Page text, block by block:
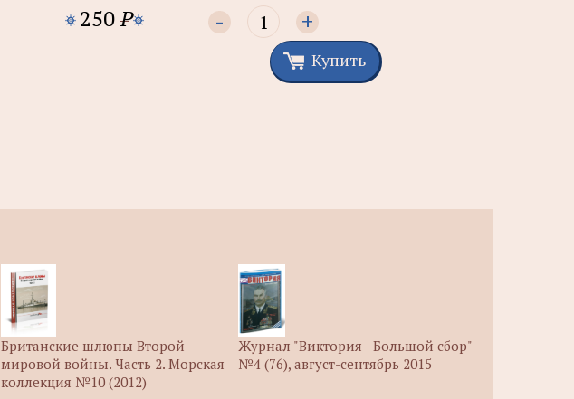
250P - +
Купить
Британские шлюпы Второй
мировой войны. Часть 2. Морская
коллекция №10 (2012)
Журнал "Виктория - Большой сбор"
№4 (76), август-сентябрь 2015